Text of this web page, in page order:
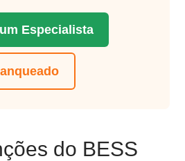
Especialista
do BESS